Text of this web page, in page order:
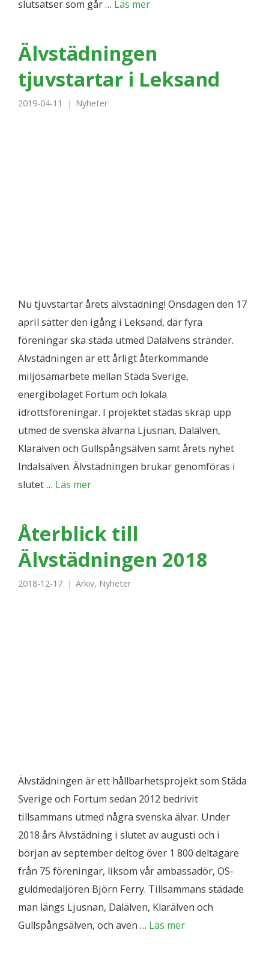
slutsatser som går … Läs mer
Älvstädningen
tjuvstartar i Leksand
2019-04-11 Nyheter
Nu tjuvstartar årets älvstädning! Onsdagen den 17
april sätter den igång i Leksand, där fyra
föreningar ska städa utmed Dalälvens stränder.
Älvstädningen är ett årligt återkommande
miljösamarbete mellan Städa Sverige,
energibolaget Fortum och lokala
idrottsföreningar. I projektet städas skräp upp
utmed de svenska älvarna Ljusnan, Dalälven,
Klarälven och Gullspångsälven samt årets nyhet
Indalsälven. Älvstädningen brukar genomföras i
slutet … Läs mer
Återblick till
Älvstädningen 2018
2018-12-17 Arkiv, Nyheter
Älvstädningen är ett hållbarhetsprojekt som Städa
Sverige och Fortum sedan 2012 bedrivit
tillsammans utmed några svenska älvar. Under
2018 års Älvstädning i slutet av augusti och i
början av september deltog över 1 800 deltagare
från 75 föreningar, liksom vår ambassadör, OS-
guldmedaljören Björn Ferry. Tillsammans städade
man längs Ljusnan, Dalälven, Klarälven och
Gullspångsälven, och även … Läs mer